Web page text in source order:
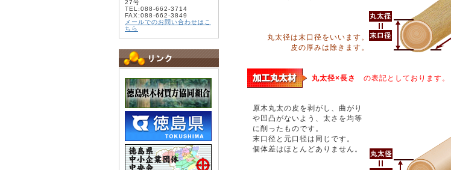
27号
TEL:088-662-3714
FAX:088-662-3849
メールでのお問い合わせはこ
ちら
丸太径は末口径をいいます。
皮の厚みは除きます。
丸太径×長さ の表記としております。
原木丸太の皮を剥がし、曲がり
や凹凸がないよう、太さを均等
に削ったものです。
末口径と元口径は同じです。
個体差はほとんどありません。